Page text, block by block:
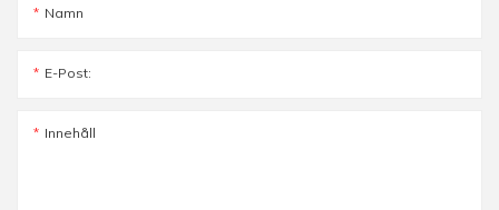
Namn
E-Post:
Innehåll